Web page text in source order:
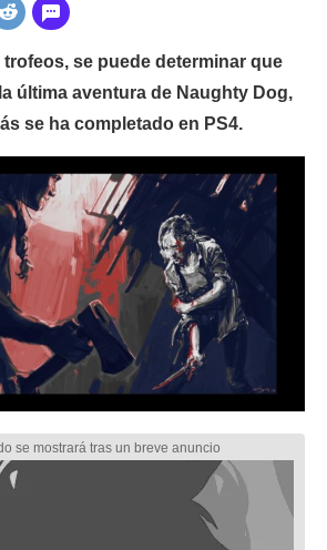
se puede determinar que
última aventura de Naughty Dog,
se ha completado en PS4.